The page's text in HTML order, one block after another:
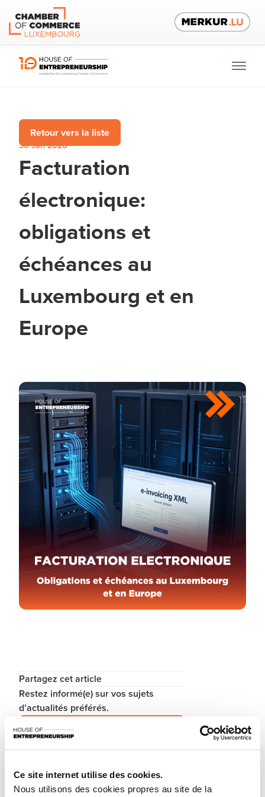
Ce site internet utilise des cookies.
Nous utilisons des cookies propres au site de la
Retour vers la liste
30 Jan 2026
Facturation
électronique:
obligations et
échéances au
Luxembourg et en
Europe
Partagez cet article
Restez informé(e) sur vos sujets
d’actualités préférés.
S'inscrire à la newsletter
La facturation électronique s’impose progressivement comme un